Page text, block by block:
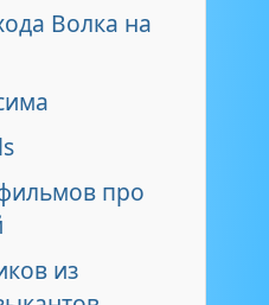
Волка на
про
из